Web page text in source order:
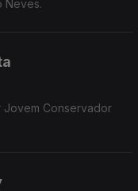
Neves.
Jovem Conservador